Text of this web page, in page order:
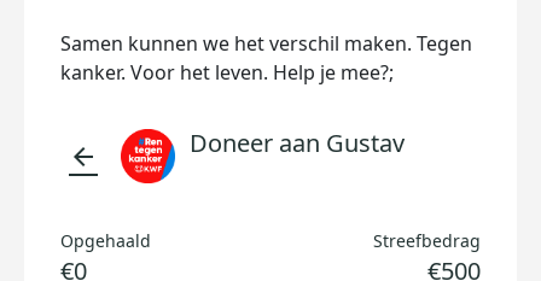
Samen kunnen we het verschil maken. Tegen
kanker. Voor het leven. Help je mee?;
arrow_back Doneer aan Gustav
Opgehaald
€0
Streefbedrag
€500